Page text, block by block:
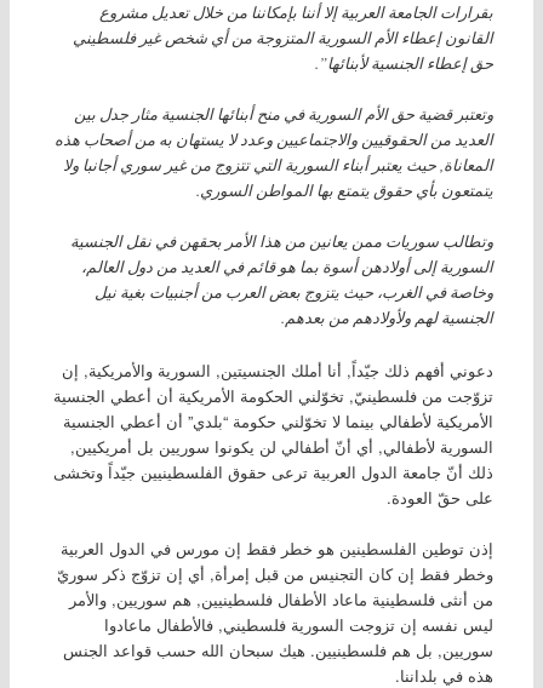
بقرارات الجامعة العربية إلا أننا بإمكاننا من خلال تعديل مشروع
القانون إعطاء الأم السورية المتزوجة من أي شخص غير فلسطيني
حق إعطاء الجنسية لأبنائها”.
وتعتبر قضية حق الأم السورية في منح أبنائها الجنسية مثار جدل بين
العديد من الحقوقيين والاجتماعيين وعدد لا يستهان به من أصحاب هذه
المعاناة, حيث يعتبر أبناء السورية التي تتزوج من غير سوري أجانبا ولا
يتمتعون بأي حقوق يتمتع بها المواطن السوري.
وتطالب سوريات ممن يعانين من هذا الأمر بحقهن في نقل الجنسية
السورية إلى أولادهن أسوة بما هو قائم في العديد من دول العالم،
وخاصة في الغرب، حيث يتزوج بعض العرب من أجنبيات بغية نيل
الجنسية لهم ولأولادهم من بعدهم.
دعوني أفهم ذلك جيّداً, أنا أملك الجنسيتين, السورية والأمريكية, إن
تزوّجت من فلسطينيّ, تخوّلني الحكومة الأمريكية أن أعطي الجنسية
الأمريكية لأطفالي بينما لا تخوّلني حكومة “بلدي” أن أعطي الجنسية
السورية لأطفالي, أي أنّ أطفالي لن يكونوا سوريين بل أمريكيين,
ذلك أنّ جامعة الدول العربية ترعى حقوق الفلسطينيين جيّداً وتخشى
على حقّ العودة.
إذن توطين الفلسطينين هو خطر فقط إن مورس في الدول العربية
وخطر فقط إن كان التجنيس من قبل إمرأة, أي إن تزوّج ذكر سوريّ
من أنثى فلسطينية ماعاد الأطفال فلسطينيين, هم سوريين, والأمر
ليس نفسه إن تزوجت السورية فلسطيني, فالأطفال ماعادوا
سوريين, بل هم فلسطينيين. هيك سبحان الله حسب قواعد الجنس
هذه في بلداننا.